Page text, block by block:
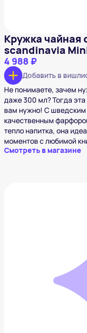
Кружка чайная
scandinavia
4 988 ₽
Добавить в
Не понимаете, зачем
даже 300 мл? Тогда
вам нужно! С
качественным
тепло напитка, она
моментов с любимой
Смотреть в магазине